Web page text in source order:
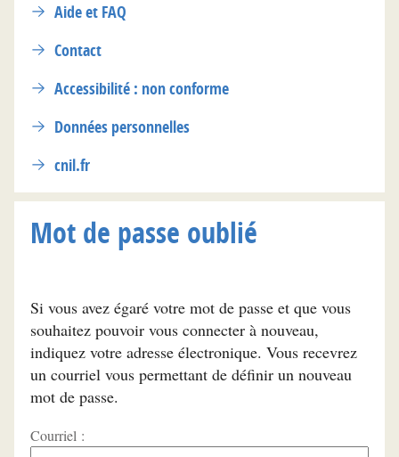
Aide et FAQ
Contact
Accessibilité : non conforme
Données personnelles
cnil.fr
Mot de passe oublié
Si vous avez égaré votre mot de passe et que vous
souhaitez pouvoir vous connecter à nouveau,
indiquez votre adresse électronique. Vous recevrez
un courriel vous permettant de définir un nouveau
mot de passe.
Courriel :